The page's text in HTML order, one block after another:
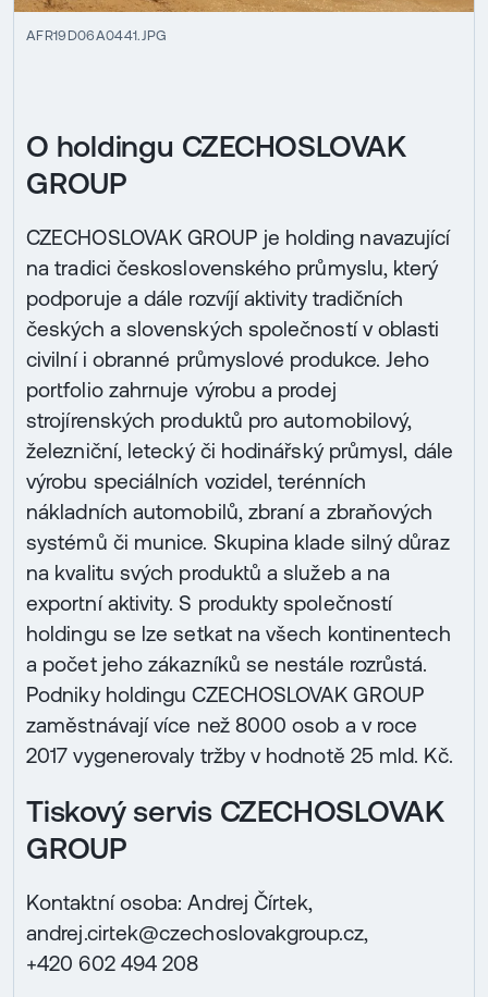
AFR19D06A0441.JPG
O holdingu CZECHOSLOVAK
GROUP
CZECHOSLOVAK GROUP je holding navazující
na tradici československého průmyslu, který
podporuje a dále rozvíjí aktivity tradičních
českých a slovenských společností v oblasti
civilní i obranné průmyslové produkce. Jeho
portfolio zahrnuje výrobu a prodej
strojírenských produktů pro automobilový,
železniční, letecký či hodinářský průmysl, dále
výrobu speciálních vozidel, terénních
nákladních automobilů, zbraní a zbraňových
systémů či munice. Skupina klade silný důraz
na kvalitu svých produktů a služeb a na
exportní aktivity. S produkty společností
holdingu se lze setkat na všech kontinentech
a počet jeho zákazníků se nestále rozrůstá.
Podniky holdingu CZECHOSLOVAK GROUP
zaměstnávají více než 8000 osob a v roce
2017 vygenerovaly tržby v hodnotě 25 mld. Kč.
Tiskový servis CZECHOSLOVAK
GROUP
Kontaktní osoba: Andrej Čírtek,
andrej.cirtek@czechoslovakgroup.cz,
+420 602 494 208